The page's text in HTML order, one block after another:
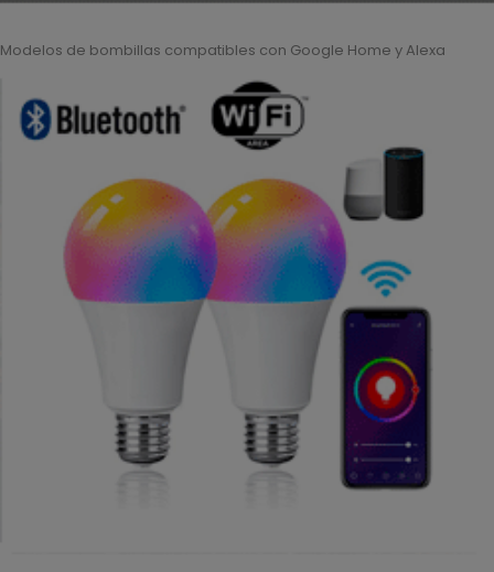
Modelos de bombillas compatibles con Google Home y Alexa